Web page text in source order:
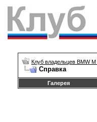
Клуб владельцев BMW
Справка
Галерея